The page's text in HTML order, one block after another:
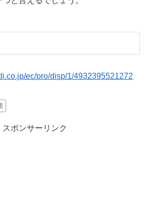
ec/pro/disp/1/4932395521272
スポンサーリンク